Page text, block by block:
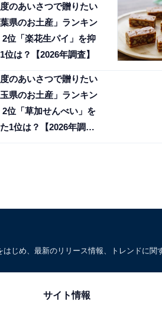
のあいさつで贈りたい
葉県のお土産」ランキン
2位「楽花生パイ」を抑
位は？【2026年調査】
のあいさつで贈りたい
玉県のお土産」ランキン
2位「草加せんべい」を
1位は？【2026年調
じめ、最新のリリース情報、トレンドに
サイト情報